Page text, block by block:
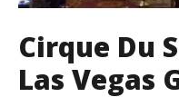
Cirque Du
Las Vegas